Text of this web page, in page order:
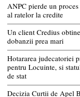
ANPC pierde un
al ratelor la credite
Un client Credius
dobanzii prea mari
Hotararea judecatoriei
pentru Locuinte, si
de stat
Decizia Curtii de Apel